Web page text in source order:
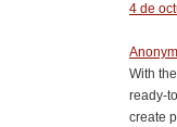
4 de
With
ready-
create